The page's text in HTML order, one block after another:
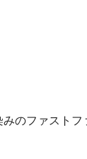
のファスト